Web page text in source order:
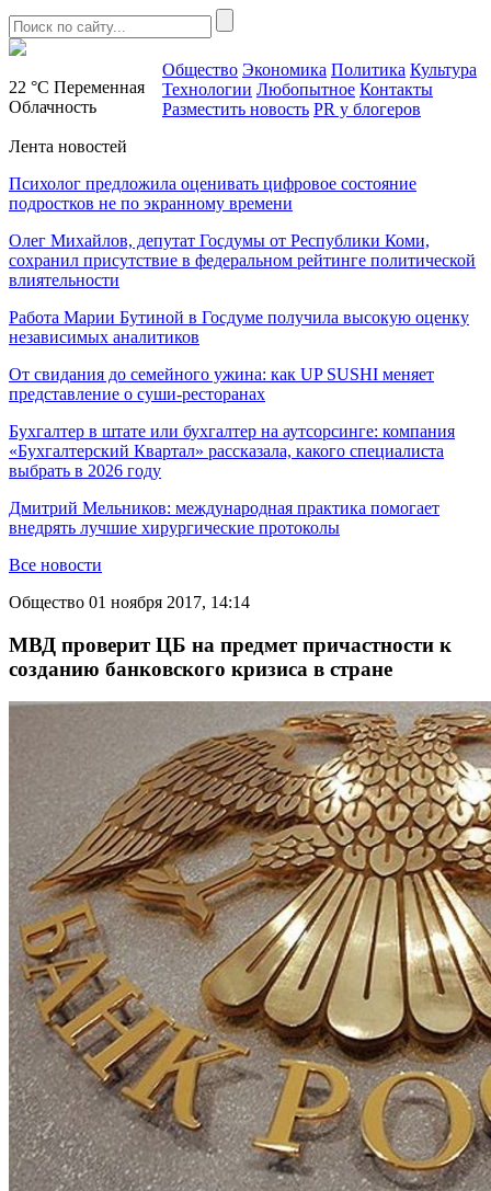
22 °C Переменная
Облачность
Общество Экономика Политика Культура
Технологии Любопытное Контакты
Разместить новость PR у блогеров
Лента новостей
Психолог предложила оценивать цифровое состояние
подростков не по экранному времени
Олег Михайлов, депутат Госдумы от Республики Коми,
сохранил присутствие в федеральном рейтинге политической
влиятельности
Работа Марии Бутиной в Госдуме получила высокую оценку
независимых аналитиков
От свидания до семейного ужина: как UP SUSHI меняет
представление о суши-ресторанах
Бухгалтер в штате или бухгалтер на аутсорсинге: компания
«Бухгалтерский Квартал» рассказала, какого специалиста
выбрать в 2026 году
Дмитрий Мельников: международная практика помогает
внедрять лучшие хирургические протоколы
Все новости
Общество 01 ноября 2017, 14:14
МВД проверит ЦБ на предмет причастности к
созданию банковского кризиса в стране